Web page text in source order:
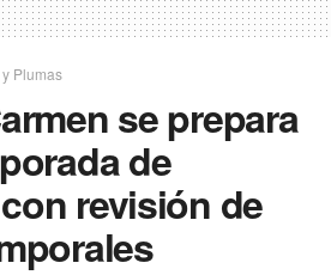
Plumas
se prepara
de
revisión de